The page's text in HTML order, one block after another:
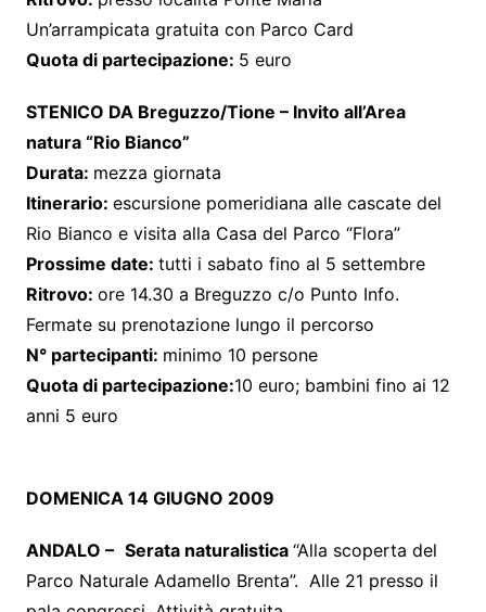
Un’arrampicata gratuita con Parco Card
Quota di partecipazione: 5 euro
STENICO DA Breguzzo/Tione – Invito all’Area
natura “Rio Bianco”
Durata: mezza giornata
Itinerario: escursione pomeridiana alle cascate del
Rio Bianco e visita alla Casa del Parco “Flora”
Prossime date: tutti i sabato fino al 5 settembre
Ritrovo: ore 14.30 a Breguzzo c/o Punto Info.
Fermate su prenotazione lungo il percorso
N° partecipanti: minimo 10 persone
Quota di partecipazione:10 euro; bambini fino ai 12
anni 5 euro
DOMENICA 14 GIUGNO 2009
ANDALO – Serata naturalistica “Alla scoperta del
Parco Naturale Adamello Brenta”. Alle 21 presso il